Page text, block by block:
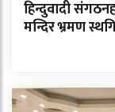
हिन्दुवादी
मन्दिर भ्रमण